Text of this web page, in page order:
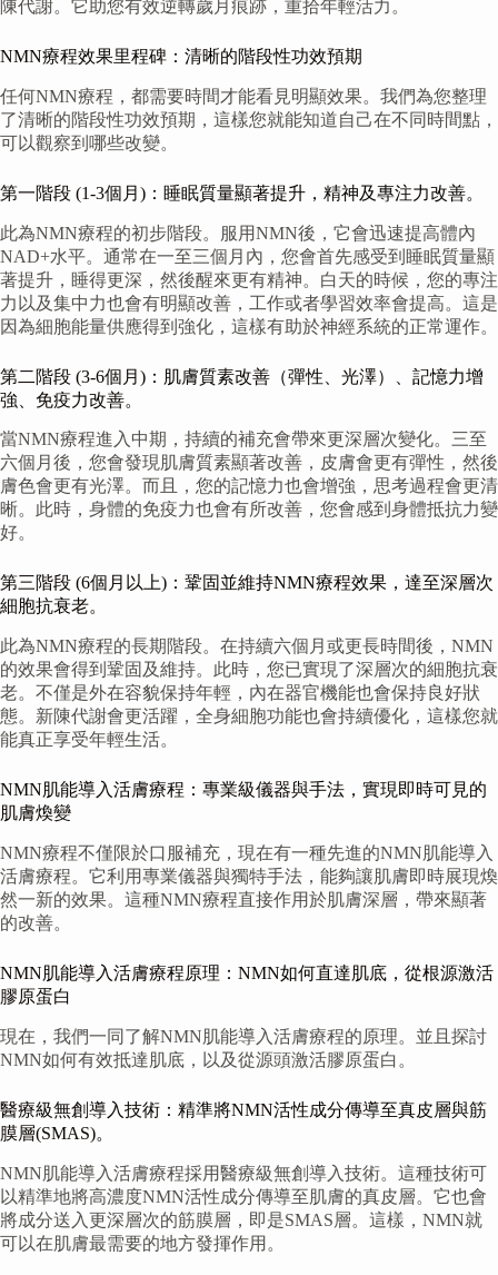
陳代謝。它助您有效逆轉歲月痕跡，重拾年輕活力。
NMN療程效果里程碑：清晰的階段性功效預期
任何NMN療程，都需要時間才能看見明顯效果。我們為您整理
了清晰的階段性功效預期，這樣您就能知道自己在不同時間點，
可以觀察到哪些改變。
第一階段 (1-3個月)：睡眠質量顯著提升，精神及專注力改善。
此為NMN療程的初步階段。服用NMN後，它會迅速提高體內
NAD+水平。通常在一至三個月內，您會首先感受到睡眠質量顯
著提升，睡得更深，然後醒來更有精神。白天的時候，您的專注
力以及集中力也會有明顯改善，工作或者學習效率會提高。這是
因為細胞能量供應得到強化，這樣有助於神經系統的正常運作。
第二階段 (3-6個月)：肌膚質素改善（彈性、光澤）、記憶力增
強、免疫力改善。
當NMN療程進入中期，持續的補充會帶來更深層次變化。三至
六個月後，您會發現肌膚質素顯著改善，皮膚會更有彈性，然後
膚色會更有光澤。而且，您的記憶力也會增強，思考過程會更清
晰。此時，身體的免疫力也會有所改善，您會感到身體抵抗力變
好。
第三階段 (6個月以上)：鞏固並維持NMN療程效果，達至深層次
細胞抗衰老。
此為NMN療程的長期階段。在持續六個月或更長時間後，NMN
的效果會得到鞏固及維持。此時，您已實現了深層次的細胞抗衰
老。不僅是外在容貌保持年輕，內在器官機能也會保持良好狀
態。新陳代謝會更活躍，全身細胞功能也會持續優化，這樣您就
能真正享受年輕生活。
NMN肌能導入活膚療程：專業級儀器與手法，實現即時可見的
肌膚煥變
NMN療程不僅限於口服補充，現在有一種先進的NMN肌能導入
活膚療程。它利用專業儀器與獨特手法，能夠讓肌膚即時展現煥
然一新的效果。這種NMN療程直接作用於肌膚深層，帶來顯著
的改善。
NMN肌能導入活膚療程原理：NMN如何直達肌底，從根源激活
膠原蛋白
現在，我們一同了解NMN肌能導入活膚療程的原理。並且探討
NMN如何有效抵達肌底，以及從源頭激活膠原蛋白。
醫療級無創導入技術：精準將NMN活性成分傳導至真皮層與筋
膜層(SMAS)。
NMN肌能導入活膚療程採用醫療級無創導入技術。這種技術可
以精準地將高濃度NMN活性成分傳導至肌膚的真皮層。它也會
將成分送入更深層次的筋膜層，即是SMAS層。這樣，NMN就
可以在肌膚最需要的地方發揮作用。